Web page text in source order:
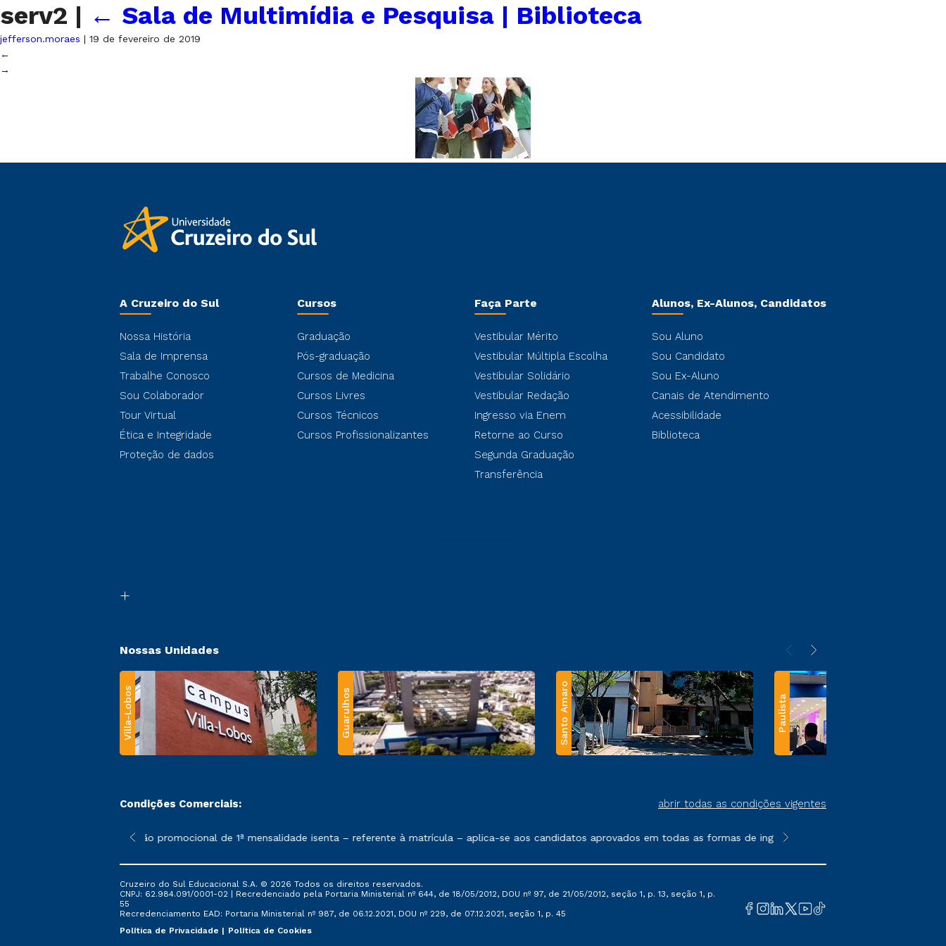
serv2 | ← Sala de Multimídia e Pesquisa | Biblioteca
jefferson.moraes | 19 de fevereiro de 2019
←
→
A Cruzeiro do Sul
Nossa História
Sala de Imprensa
Trabalhe Conosco
Sou Colaborador
Tour Virtual
Ética e Integridade
Proteção de dados
Cursos
Graduação
Pós-graduação
Cursos de Medicina
Cursos Livres
Cursos Técnicos
Cursos Profissionalizantes
Faça Parte
Vestibular Mérito
Vestibular Múltipla Escolha
Vestibular Solidário
Vestibular Redação
Ingresso via Enem
Retorne ao Curso
Segunda Graduação
Transferência
Alunos, Ex-Alunos, Candidatos
Sou Aluno
Sou Candidato
Sou Ex-Aluno
Canais de Atendimento
Acessibilidade
Biblioteca
Nossas Unidades
Villa-Lobos Guarulhos Santo Amaro Paulista
Condições Comerciais: abrir todas as condições vigentes
sofrer alterações nos períodos de rematrícula conforme exposto no contrato de prestação de serviços.
*A condição promocional de 1ª mensalidade isenta – referente à matrícula – aplica-se aos candidatos aprovados em todas as formas de ingresso, exceto na prova on-line
**Semipresencial e EAD são
Cruzeiro do Sul Educacional S.A. © 2026 Todos os direitos reservados.
CNPJ: 62.984.091/0001-02 | Recredenciado pela Portaria Ministerial nº 644, de 18/05/2012, DOU nº 97, de 21/05/2012, seção 1, p. 13, seção 1, p.
55
Recredenciamento EAD: Portaria Ministerial nº 987, de 06.12.2021, DOU nº 229, de 07.12.2021, seção 1, p. 45
Política de Privacidade
Política de Cookies